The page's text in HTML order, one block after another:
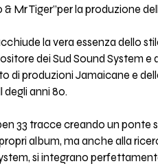
Mr Tiger”per la produzione
la vera essenza dello
dei Sud Sound System e
di produzioni Jamaicane e
anni 80.
33 tracce creando un ponte
album, ma anche alla
si integrano